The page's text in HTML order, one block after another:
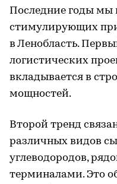
Последние годы мы
стимулирующих
в Ленобласть.
логистических
вкладывается в
мощностей.
Второй тренд
различных видов
углеводородов,
терминалами. Это